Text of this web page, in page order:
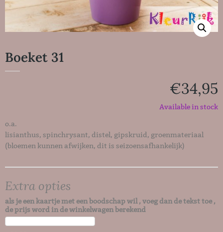
Boeket 31
€34,95
Available in stock
o.a.
lisianthus, spinchrysant, distel, gipskruid, groenmateriaal
(bloemen kunnen afwijken, dit is seizoensafhankelijk)
Extra opties
als je een kaartje met een boodschap wil , voeg dan de tekst toe ,
de prijs word in de winkelwagen berekend